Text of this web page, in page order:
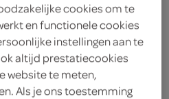
fruittella
cookies om te
en functionele cookies
instellingen aan te
altijd prestatiecookies
website te meten,
Als je ons toestemming